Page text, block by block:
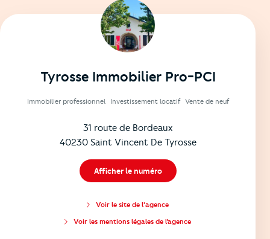
Tyrosse Immobilier Pro-PCI
Immobilier professionnel Investissement locatif Vente de neuf
31 route de Bordeaux
40230 Saint Vincent De Tyrosse
Afficher le numéro
Voir le site de l'agence
Voir les mentions légales de l’agence